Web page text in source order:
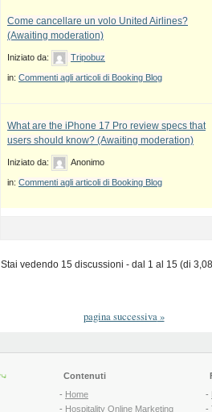
Come cancellare un volo United Airlines?
(Awaiting moderation)
Iniziato da: Tripobuz
in: Commenti agli articoli di Booking Blog
What are the iPhone 17 Pro review specs that
users should know? (Awaiting moderation)
Iniziato da: Anonimo
in: Commenti agli articoli di Booking Blog
Stai vedendo 15 discussioni - dal 1 al 15 (di
pagina successiva»
Contenuti
- Home
- Hospitality Online Marketing
-
-